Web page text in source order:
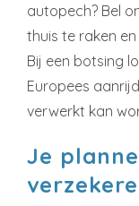
autopech? Bel
thuis te raken
Bij een botsing
Europees
verwerkt kan
Je